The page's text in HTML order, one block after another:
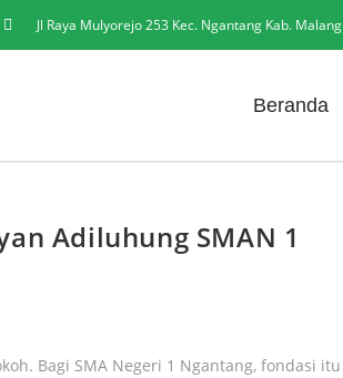
Jl Raya Mulyorejo 253 Kec. Ngantang Kab. Malang
Beranda
Adiluhung SMAN 1
Bagi SMA Negeri 1 Ngantang, fondasi itu